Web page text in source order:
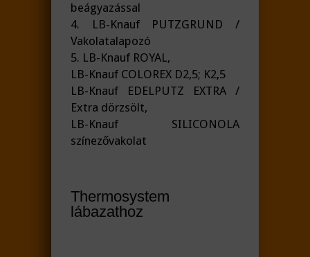
beágyazással
4. LB-Knauf PUTZGRUND /
Vakolatalapozó
5. LB-Knauf ROYAL,
LB-Knauf COLOREX D2,5; K2,5
LB-Knauf EDELPUTZ EXTRA /
Extra dörzsölt,
LB-Knauf SILICONOLA
színezővakolat
Thermosystem
lábazathoz